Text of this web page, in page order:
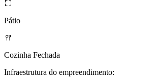
Pátio
Cozinha Fechada
Infraestrutura do empreendimento: